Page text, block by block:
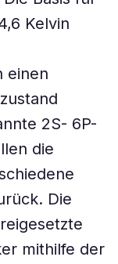
Kelvin
einen
2S- 6P-
die
Die
mithilfe der